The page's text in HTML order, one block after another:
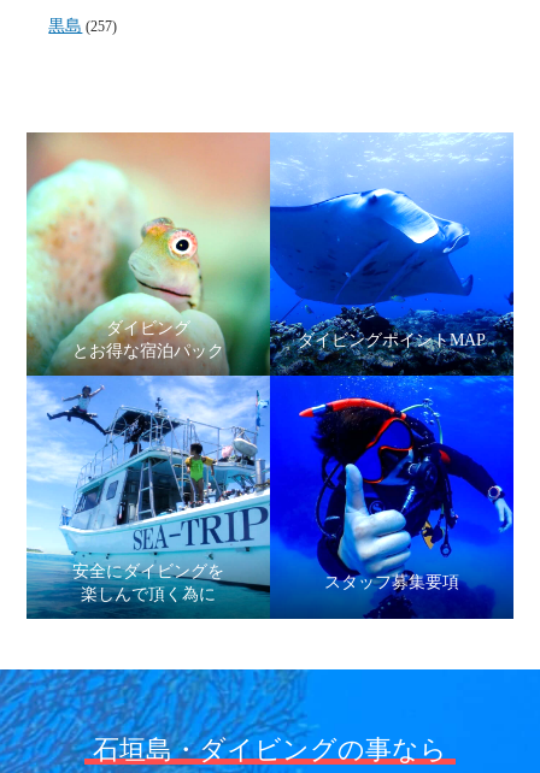
黒島 (257)
ダイビング
とお得な宿泊パック
ダイビングポイントMAP
安全にダイビングを
楽しんで頂く為に
スタッフ募集要項
石垣島・ダイビングの事なら